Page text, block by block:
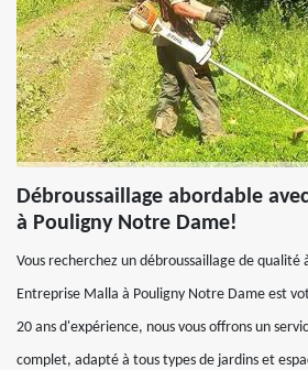
Débroussaillage abordable
à Pouligny Notre Dame!
Vous recherchez un débroussaillage de
Entreprise Malla à Pouligny Notre Dame est
20 ans d'expérience, nous vous offrons un
complet, adapté à tous types de jardins et